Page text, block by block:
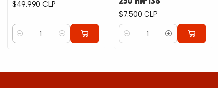
$49.990 CLP
Cantidad
$7.500 CLP
Cantidad